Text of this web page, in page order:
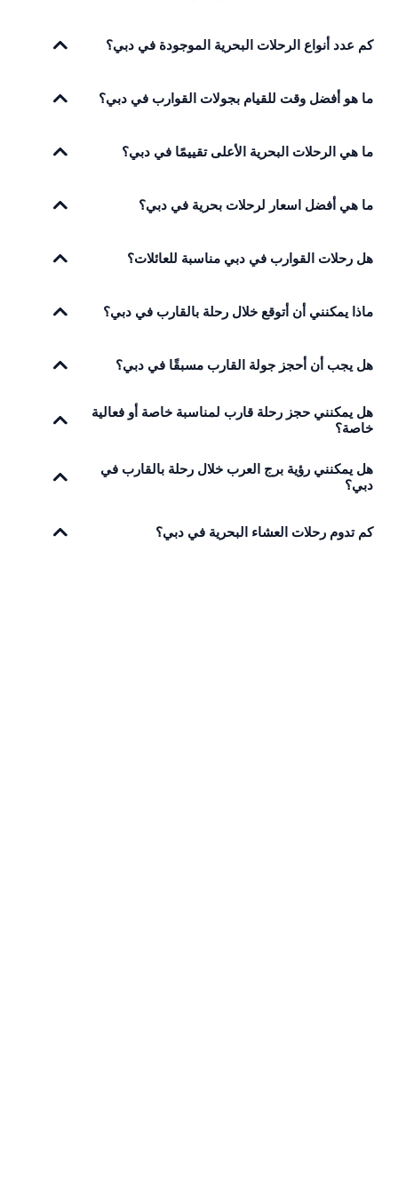
كم عدد أنواع الرحلات البحرية الموجودة في دبي؟
ما هو أفضل وقت للقيام بجولات القوارب في دبي؟
ما هي الرحلات البحرية الأعلى تقييمًا في دبي؟
ما هي أفضل اسعار لرحلات بحرية في دبي؟
هل رحلات القوارب في دبي مناسبة للعائلات؟
ماذا يمكنني أن أتوقع خلال رحلة بالقارب في دبي؟
هل يجب أن أحجز جولة القارب مسبقًا في دبي؟
هل يمكنني حجز رحلة قارب لمناسبة خاصة أو فعالية
خاصة؟
هل يمكنني رؤية برج العرب خلال رحلة بالقارب في
دبي؟
كم تدوم رحلات العشاء البحرية في دبي؟